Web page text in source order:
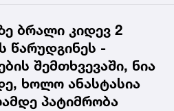
ბრალი კიდევ 2
წარუდგინეს -
შემთხვევაში, ნია
ხოლო ანასტასია
პატიმრობა